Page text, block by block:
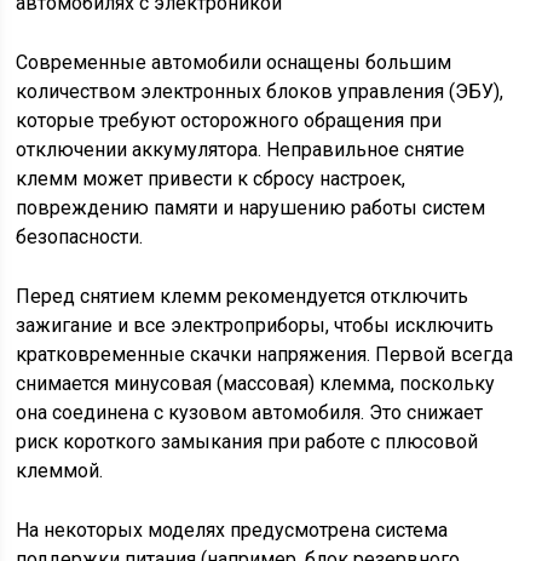
Современные автомобили оснащены большим
количеством электронных блоков управления (ЭБУ),
которые требуют осторожного обращения при
отключении аккумулятора. Неправильное снятие
клемм может привести к сбросу настроек,
повреждению памяти и нарушению работы систем
безопасности.
Перед снятием клемм рекомендуется отключить
зажигание и все электроприборы, чтобы исключить
кратковременные скачки напряжения. Первой всегда
снимается минусовая (массовая) клемма, поскольку
она соединена с кузовом автомобиля. Это снижает
риск короткого замыкания при работе с плюсовой
клеммой.
На некоторых моделях предусмотрена система